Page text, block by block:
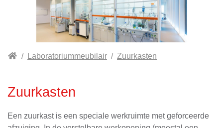
Laboratoriummeubilair Zuurkasten
Zuurkasten
Een zuurkast is een speciale werkruimte met geforceerde